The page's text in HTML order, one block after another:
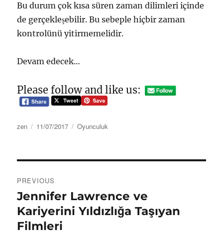
Bu durum çok kısa süren zaman dilimleri içinde
de gerçekleşebilir. Bu sebeple hiçbir zaman
kontrolünü yitirmemelidir.
Devam edecek…
Please follow and like us:
Author
zen
Posted
11/07/2017 Categories
Oyunculuk
navigation
PREVIOUS
Previous
post:
Jennifer Lawrence ve
Kariyerini Yıldızlığa Taşıyan
Filmleri